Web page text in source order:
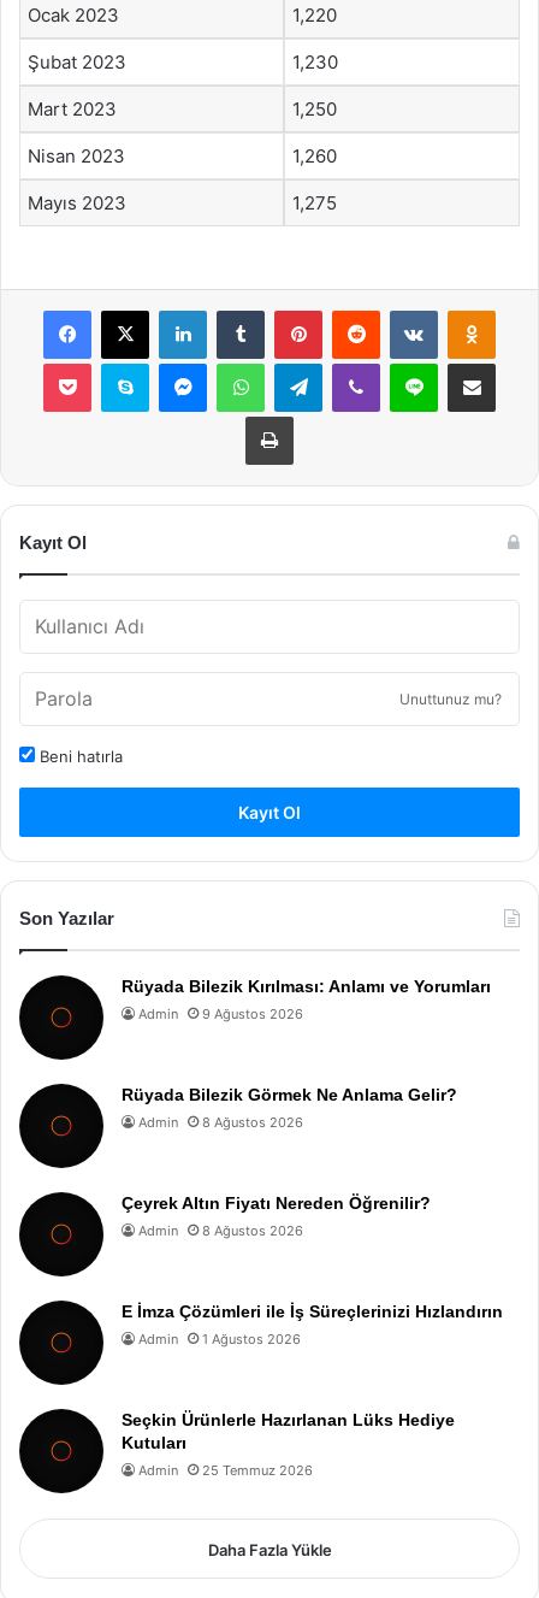
Ocak 2023 1,220
Şubat 2023 1,230
Mart 2023 1,250
Nisan 2023 1,260
Mayıs 2023 1,275
Facebook
X LinkedInTumblr PinterestReddit VKontakte
Pocket Skype MessengerWhatsAppTelegramViber Line E-Posta ile
Yazdır
Kayıt Ol
Unuttunuz mu?
Beni hatırla
Kayıt Ol
Son Yazılar
Rüyada Bilezik Kırılması: Anlamı ve Yorumları
Admin 9 Ağustos 2026
Rüyada Bilezik Görmek Ne Anlama Gelir?
Admin 8 Ağustos 2026
Çeyrek Altın Fiyatı Nereden Öğrenilir?
Admin 8 Ağustos 2026
E İmza Çözümleri ile İş Süreçlerinizi Hızlandırın
Admin 1 Ağustos 2026
Seçkin Ürünlerle Hazırlanan Lüks Hediye
Kutuları
Admin 25 Temmuz 2026
Daha Fazla Yükle